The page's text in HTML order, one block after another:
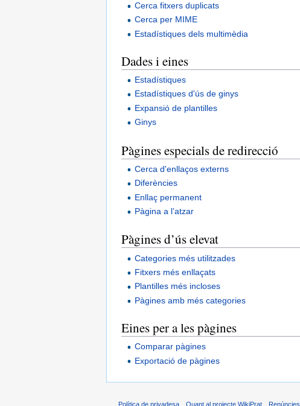
Cerca fitxers duplicats
Cerca per MIME
Estadístiques dels multimèdia
Dades i eines
Estadístiques
Estadístiques d'ús de ginys
Expansió de plantilles
Ginys
Pàgines especials de redirecció
Cerca d'enllaços externs
Diferències
Enllaç permanent
Pàgina a l’atzar
Pàgines d’ús elevat
Categories més utilitzades
Fitxers més enllaçats
Plantilles més incloses
Pàgines amb més categories
Eines per a les pàgines
Comparar pàgines
Exportació de pàgines
Política de privadesa Quant al projecte WikiPrat Renúncies